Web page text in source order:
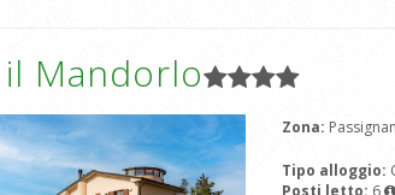
Mandorlo
Zona:
Tipo alloggio: